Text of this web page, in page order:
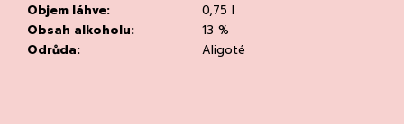
Objem láhve:
0,75 l
Obsah alkoholu:
13 %
Odrůda: Aligoté